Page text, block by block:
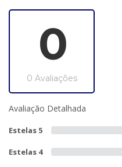
0
0 Avaliações
Avaliação Detalhada
Estelas 5
Estelas 4